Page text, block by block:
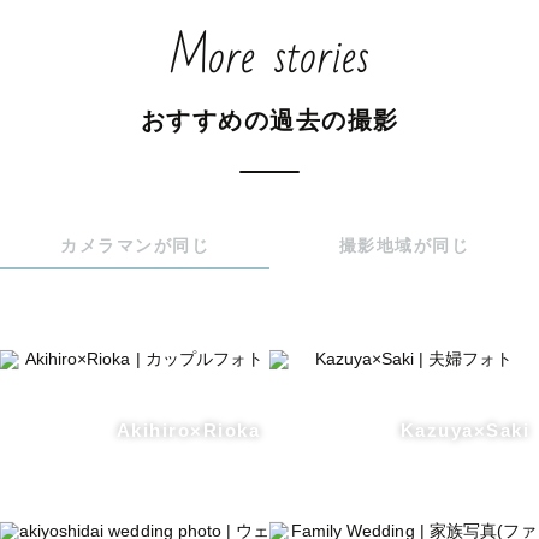
More stories
おすすめの過去の撮影
カメラマンが同じ 撮影地域が同じ
Akihiro×Rioka Kazuya×Saki